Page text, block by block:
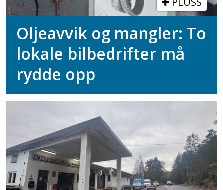
Oljeavvik og mangler: To
lokale bilbedrifter må
rydde opp